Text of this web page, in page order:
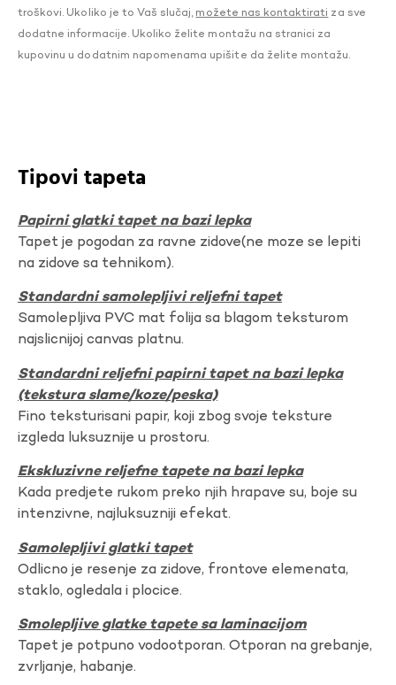
troškovi. Ukoliko je to Vaš slučaj, možete nas kontaktirati za sve
dodatne informacije. Ukoliko želite montažu na stranici za
kupovinu u dodatnim napomenama upišite da želite montažu.
Tipovi tapeta
Papirni glatki tapet na bazi lepka
Tapet je pogodan za ravne zidove(ne moze se lepiti
na zidove sa tehnikom).
Standardni samolepljivi reljefni tapet
Samolepljiva PVC mat folija sa blagom teksturom
najslicnijoj canvas platnu.
Standardni reljefni papirni tapet na bazi lepka
(tekstura slame/koze/peska)
Fino teksturisani papir, koji zbog svoje teksture
izgleda luksuznije u prostoru.
Ekskluzivne reljefne tapete na bazi lepka
Kada predjete rukom preko njih hrapave su, boje su
intenzivne, najluksuzniji efekat.
Samolepljivi glatki tapet
Odlicno je resenje za zidove, frontove elemenata,
staklo, ogledala i plocice.
Smolepljive glatke tapete sa laminacijom
Tapet je potpuno vodootporan. Otporan na grebanje,
zvrljanje, habanje.